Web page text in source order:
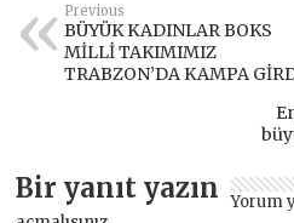
Previous
BÜYÜK KADINLAR BOKS
MİLLİ TAKIMIMIZ
TRABZON’DA KAMPA
Bir yanıt yazın Yorum